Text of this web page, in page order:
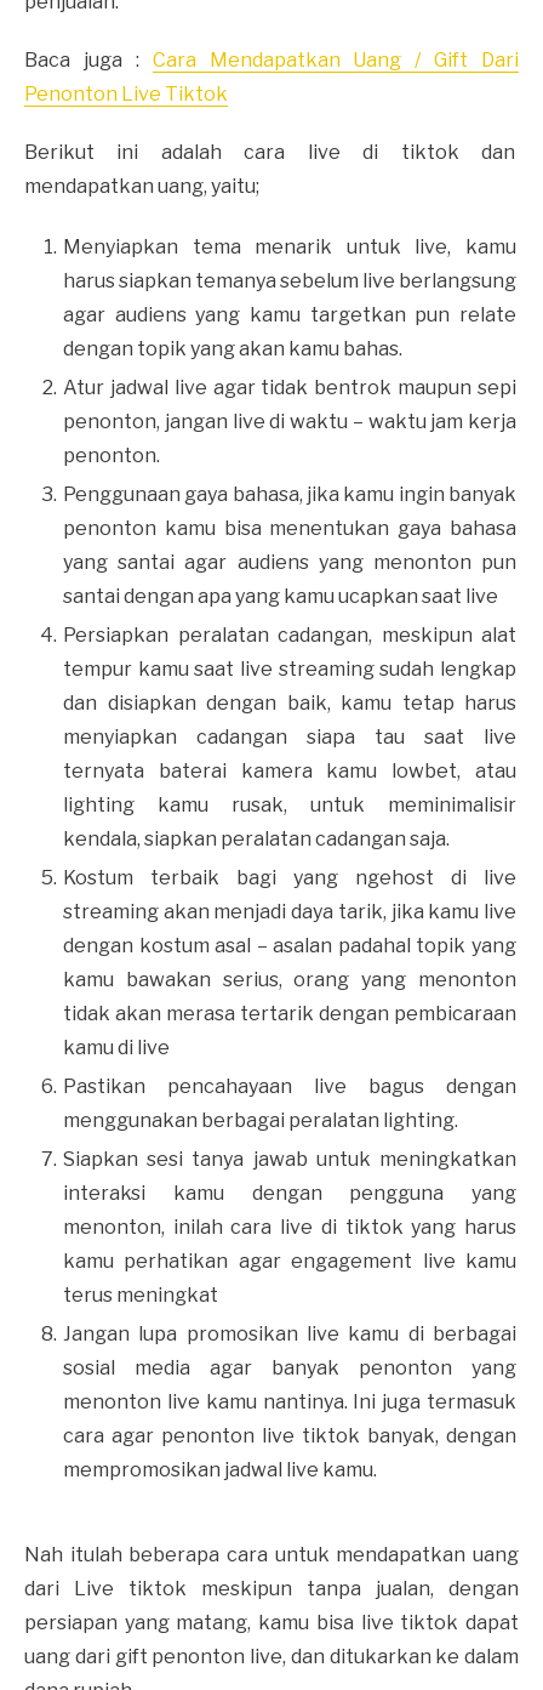
Baca juga : Cara Mendapatkan Uang / Gift Dari
Penonton Live Tiktok
Berikut ini adalah cara live di tiktok dan
mendapatkan uang, yaitu;
Menyiapkan tema menarik untuk live, kamu
harus siapkan temanya sebelum live berlangsung
agar audiens yang kamu targetkan pun relate
dengan topik yang akan kamu bahas.
Atur jadwal live agar tidak bentrok maupun sepi
penonton, jangan live di waktu – waktu jam kerja
penonton.
Penggunaan gaya bahasa, jika kamu ingin banyak
penonton kamu bisa menentukan gaya bahasa
yang santai agar audiens yang menonton pun
santai dengan apa yang kamu ucapkan saat live
Persiapkan peralatan cadangan, meskipun alat
tempur kamu saat live streaming sudah lengkap
dan disiapkan dengan baik, kamu tetap harus
menyiapkan cadangan siapa tau saat live
ternyata baterai kamera kamu lowbet, atau
lighting kamu rusak, untuk meminimalisir
kendala, siapkan peralatan cadangan saja.
Kostum terbaik bagi yang ngehost di live
streaming akan menjadi daya tarik, jika kamu live
dengan kostum asal – asalan padahal topik yang
kamu bawakan serius, orang yang menonton
tidak akan merasa tertarik dengan pembicaraan
kamu di live
Pastikan pencahayaan live bagus dengan
menggunakan berbagai peralatan lighting.
Siapkan sesi tanya jawab untuk meningkatkan
interaksi kamu dengan pengguna yang
menonton, inilah cara live di tiktok yang harus
kamu perhatikan agar engagement live kamu
terus meningkat
Jangan lupa promosikan live kamu di berbagai
sosial media agar banyak penonton yang
menonton live kamu nantinya. Ini juga termasuk
cara agar penonton live tiktok banyak, dengan
mempromosikan jadwal live kamu.
Nah itulah beberapa cara untuk mendapatkan uang
dari Live tiktok meskipun tanpa jualan, dengan
persiapan yang matang, kamu bisa live tiktok dapat
uang dari gift penonton live, dan ditukarkan ke dalam